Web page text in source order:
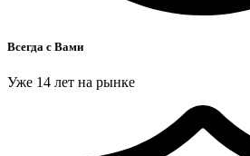
Всегда с Вами
Уже 14 лет на рынке